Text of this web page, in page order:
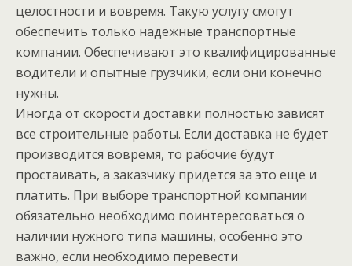
целостности и вовремя. Такую услугу смогут
обеспечить только надежные транспортные
компании. Обеспечивают это квалифицированные
водители и опытные грузчики, если они конечно
нужны.
Иногда от скорости доставки полностью зависят
все строительные работы. Если доставка не будет
производится вовремя, то рабочие будут
простаивать, а заказчику придется за это еще и
платить. При выборе транспортной компании
обязательно необходимо поинтересоваться о
наличии нужного типа машины, особенно это
важно, если необходимо перевести